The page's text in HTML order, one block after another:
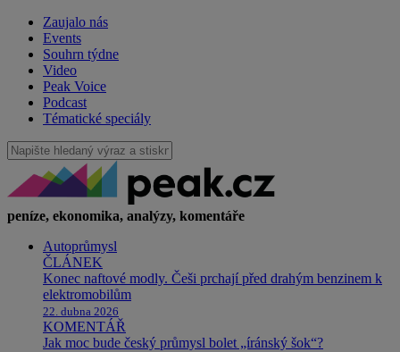
Zaujalo nás
Events
Souhrn týdne
Video
Peak Voice
Podcast
Tématické speciály
peníze, ekonomika, analýzy, komentáře
Autoprůmysl
ČLÁNEK
Konec naftové modly. Češi prchají před drahým benzinem k
elektromobilům
22. dubna 2026
KOMENTÁŘ
Jak moc bude český průmysl bolet „íránský šok“?